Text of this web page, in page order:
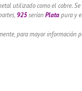
utilizado como el cobre.
925seríanPlatapura y
para mayor información